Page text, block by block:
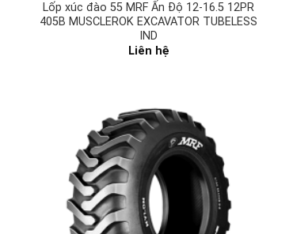
Lốp xúc đào 55 MRF Ấn Độ 12-16.5 12PR
405B MUSCLEROK EXCAVATOR TUBELESS
IND
Liên hệ